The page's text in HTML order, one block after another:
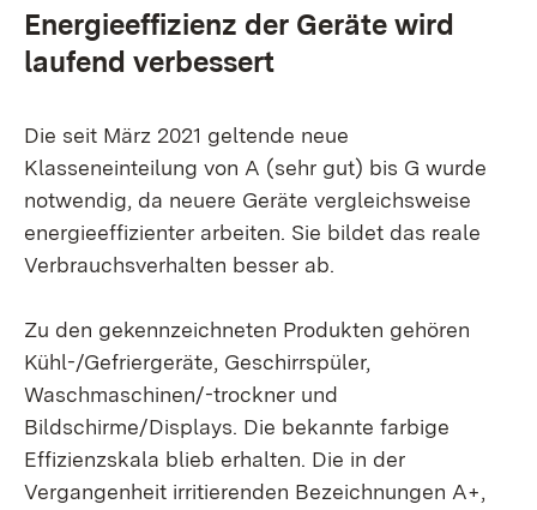
Energieeffizienz der Geräte wird
laufend verbessert
Die seit März 2021 geltende neue
Klasseneinteilung von A (sehr gut) bis G wurde
notwendig, da neuere Geräte vergleichsweise
energieeffizienter arbeiten. Sie bildet das reale
Verbrauchsverhalten besser ab.
Zu den gekennzeichneten Produkten gehören
Kühl-/Gefriergeräte, Geschirrspüler,
Waschmaschinen/-trockner und
Bildschirme/Displays. Die bekannte farbige
Effizienzskala blieb erhalten. Die in der
Vergangenheit irritierenden Bezeichnungen A+,